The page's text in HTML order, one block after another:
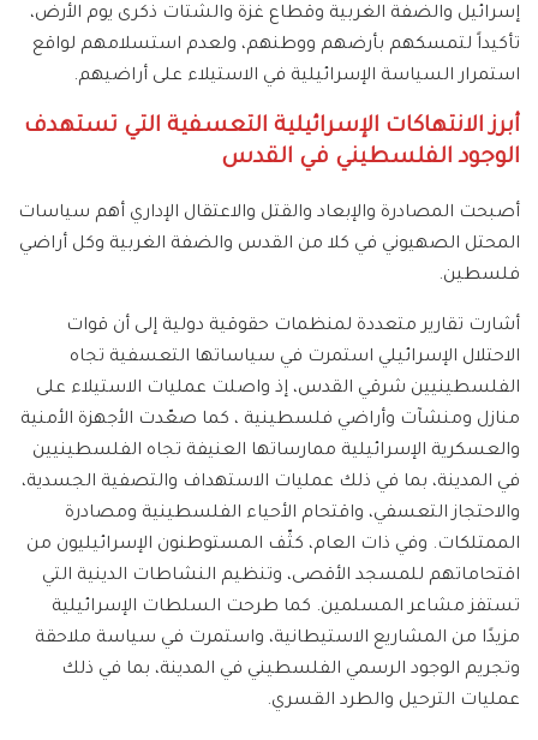
إسرائيل والضفة الغربية وقطاع غزة والشتات ذكرى يوم الأرض،
تأكيداً لتمسكهم بأرضهم ووطنهم، ولعدم استسلامهم لواقع
استمرار السياسة الإسرائيلية في الاستيلاء على أراضيهم.
أبرز الانتهاكات الإسرائيلية التعسفية التي تستهدف
الوجود الفلسطيني في القدس
أصبحت المصادرة والإبعاد والقتل والاعتقال الإداري أهم سياسات
المحتل الصهيوني في كلا من القدس والضفة الغربية وكل أراضي
فلسطين.
أشارت تقارير متعددة لمنظمات حقوقية دولية إلى أن قوات
الاحتلال الإسرائيلي استمرت في سياساتها التعسفية تجاه
الفلسطينيين شرقي القدس، إذ واصلت عمليات الاستيلاء على
منازل ومنشآت وأراضي فلسطينية ، كما صعّدت الأجهزة الأمنية
والعسكرية الإسرائيلية ممارساتها العنيفة تجاه الفلسطينيين
في المدينة، بما في ذلك عمليات الاستهداف والتصفية الجسدية،
والاحتجاز التعسفي، واقتحام الأحياء الفلسطينية ومصادرة
الممتلكات. وفي ذات العام، كثّف المستوطنون الإسرائيليون من
اقتحاماتهم للمسجد الأقصى، وتنظيم النشاطات الدينية التي
تستفز مشاعر المسلمين. كما طرحت السلطات الإسرائيلية
مزيدًا من المشاريع الاستيطانية، واستمرت في سياسة ملاحقة
وتجريم الوجود الرسمي الفلسطيني في المدينة، بما في ذلك
عمليات الترحيل والطرد القسري.